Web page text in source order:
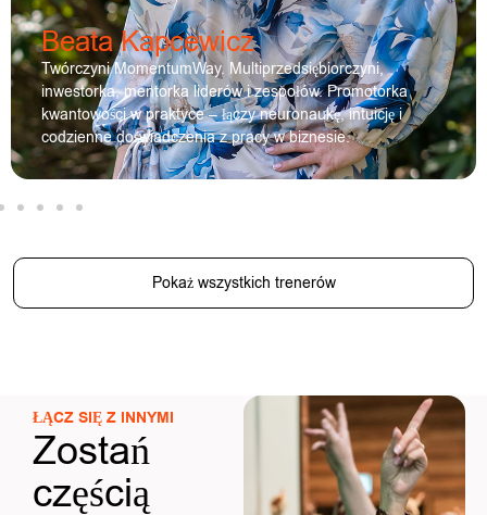
Beata Kapcewicz
Twórczyni MomentumWay. Multiprzedsiębiorczyni,
inwestorka, mentorka liderów i zespołów. Promotorka
kwantowości w praktyce – łączy neuronaukę, intuicję i
codzienne doświadczenia z pracy w biznesie.
Pokaż wszystkich trenerów
ŁĄCZ SIĘ Z INNYMI
Zostań
częścią